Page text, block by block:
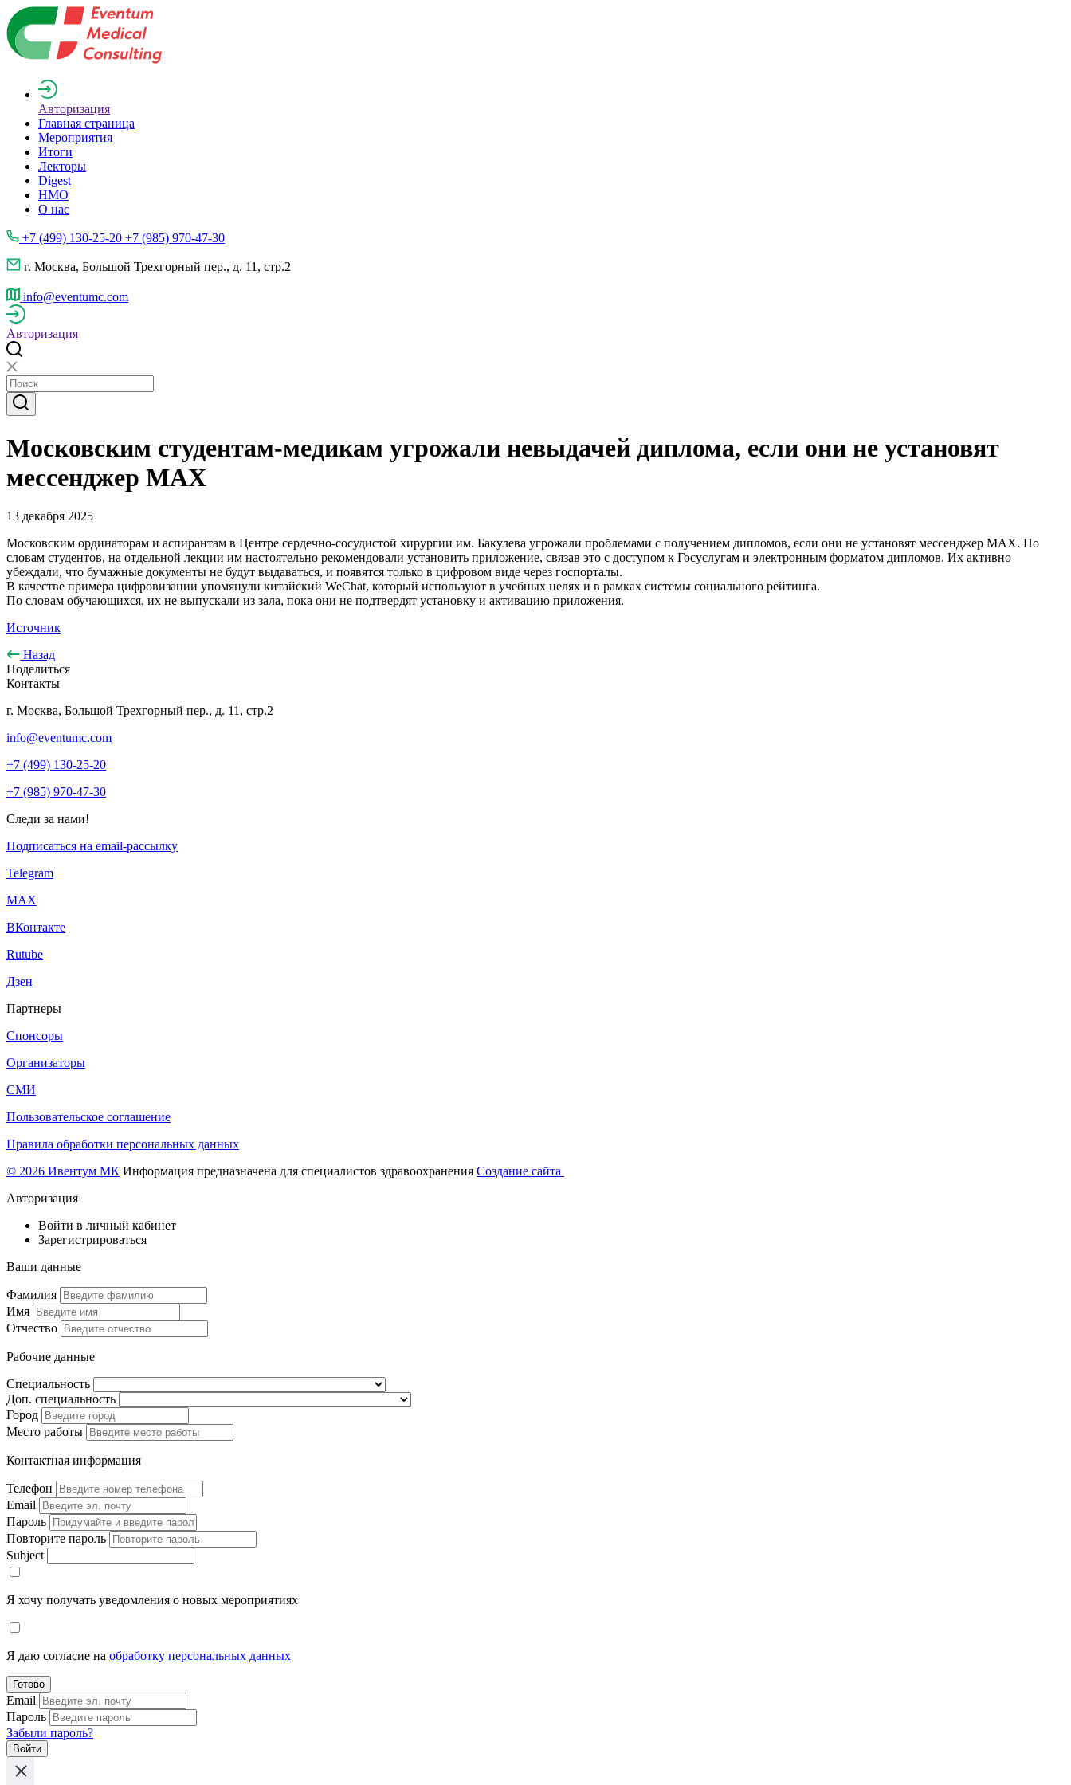
Авторизация
Главная страница
Мероприятия
Итоги
Лекторы
Digest
НМО
О нас
+7 (499) 130-25-20 +7 (985) 970-47-30
г. Москва, Большой Трехгорный пер., д. 11, стр.2
info@eventumc.com
Авторизация
Московским студентам-медикам угрожали невыдачей диплома, если они не установят
мессенджер MAX
13 декабря 2025
Московским ординаторам и аспирантам в Центре сердечно-сосудистой хирургии им. Бакулева угрожали проблемами с получением дипломов, если они не установят мессенджер MAX. По
словам студентов, на отдельной лекции им настоятельно рекомендовали установить приложение, связав это с доступом к Госуслугам и электронным форматом дипломов. Их активно
убеждали, что бумажные документы не будут выдаваться, и появятся только в цифровом виде через госпорталы.
В качестве примера цифровизации упомянули китайский WeChat, который используют в учебных целях и в рамках системы социального рейтинга.
По словам обучающихся, их не выпускали из зала, пока они не подтвердят установку и активацию приложения.
Источник
Назад
Поделиться
Контакты
г. Москва, Большой Трехгорный пер., д. 11, стр.2
info@eventumc.com
+7 (499) 130-25-20
+7 (985) 970-47-30
Следи за нами!
Подписаться на email-рассылку
Telegram
МАХ
ВКонтакте
Rutube
Дзен
Партнеры
Спонсоры
Организаторы
СМИ
Пользовательское соглашение
Правила обработки персональных данных
© 2026 Ивентум МК Информация предназначена для специалистов здравоохранения Создание сайта
Авторизация
Войти в личный кабинет
Зарегистрироваться
Ваши данные
Фамилия
Имя
Отчество
Рабочие данные
Специальность
Доп. специальность
Город
Место работы
Контактная информация
Телефон
Email
Пароль
Повторите пароль
Subject
Я хочу получать уведомления о новых мероприятиях
Я даю согласие на обработку персональных данных
Готово
Email
Пароль
Забыли пароль?
Войти